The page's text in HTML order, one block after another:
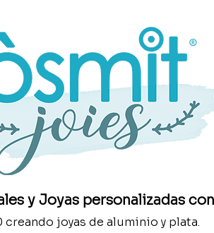
y Joyas personalizadas
creando joyas de aluminio y plata.